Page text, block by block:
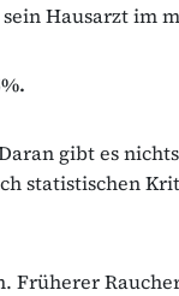
Hausarzt im
gibt es
statistischen
Früherer